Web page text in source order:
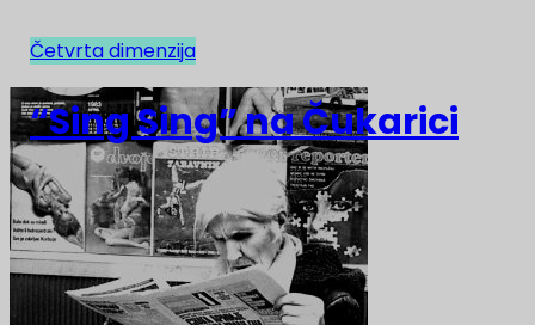
NAJNOVIJE
Četvrta dimenzija
“Sing Sing” na Čukarici